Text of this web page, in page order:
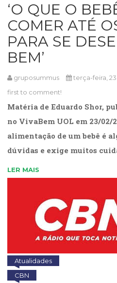
Literatura,
Ficção,
Ensaios
(69)
Obras
de
referência
PNL
(Programação
Neurolingüística)
Psicodrama
(200)
Psicoterapia
Propaganda
Marketing
(33)
Puericultura
(23)
Rádio
(8)
‘O QUE O
COMER ATÉ
PARA SE
BEM’
gruposummus terça-feira,
first to comment!
Matéria de Eduardo Shor,
no VivaBem UOL em 23/02/
alimentação de um bebê é
dúvidas e exige muitos
LER MAIS
Atualidades
CBN